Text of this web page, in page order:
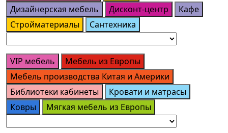
Дизайнерская мебель
Дисконт-центр
Кафе
Стройматериалы
Сантехника
VIP мебель
Мебель из Европы
Мебель производства Китая и Америки
Библиотеки кабинеты
Кровати и матрасы
Ковры
Мягкая мебель из Европы